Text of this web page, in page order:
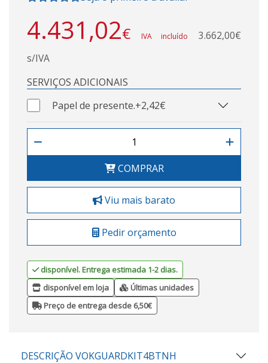
4.431,02€ IVA incluído
3.662,00€
s/IVA
SERVIÇOS ADICIONAIS
Papel de presente.+2,42€
COMPRAR
Viu mais barato
Pedir orçamento
disponível. Entrega estimada 1-2 dias.
disponível em loja
Últimas unidades
Preço de entrega desde 6,50€
DESCRIÇÃO VOKGUARDKIT4BTNH